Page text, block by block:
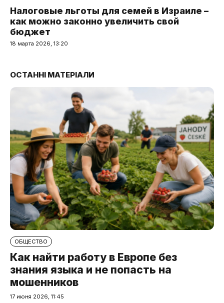
Налоговые льготы для семей в Израиле –
как можно законно увеличить свой
бюджет
18 марта 2026, 13:20
ОСТАННІ МАТЕРІАЛИ
ОБЩЕСТВО
Как найти работу в Европе без
знания языка и не попасть на
мошенников
17 июня 2026, 11:45